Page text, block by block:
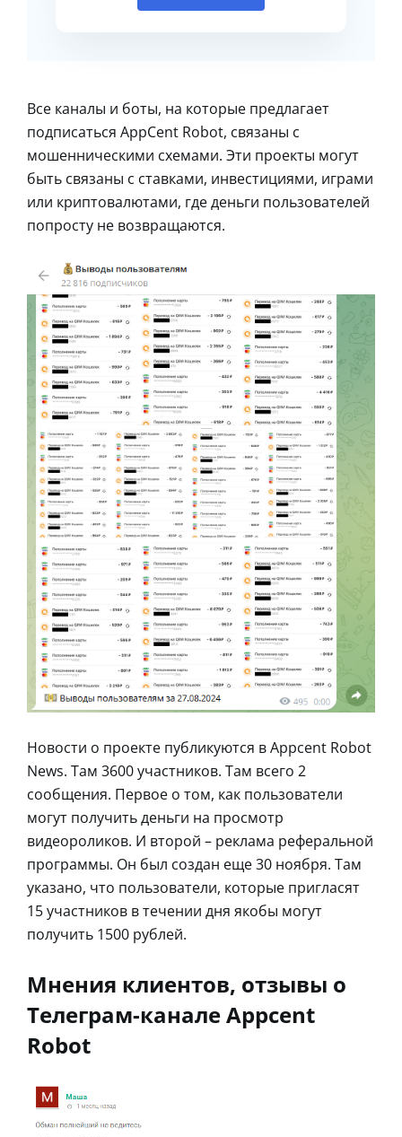
Все каналы и боты, на которые предлагает
подписаться AppCent Robot, связаны с
мошенническими схемами. Эти проекты могут
быть связаны с ставками, инвестициями, играми
или криптовалютами, где деньги пользователей
попросту не возвращаются.
Новости о проекте публикуются в Appcent Robot
News. Там 3600 участников. Там всего 2
сообщения. Первое о том, как пользователи
могут получить деньги на просмотр
видеороликов. И второй – реклама реферальной
программы. Он был создан еще 30 ноября. Там
указано, что пользователи, которые пригласят
15 участников в течении дня якобы могут
получить 1500 рублей.
Мнения клиентов, отзывы о
Телеграм-канале Appcent
Robot